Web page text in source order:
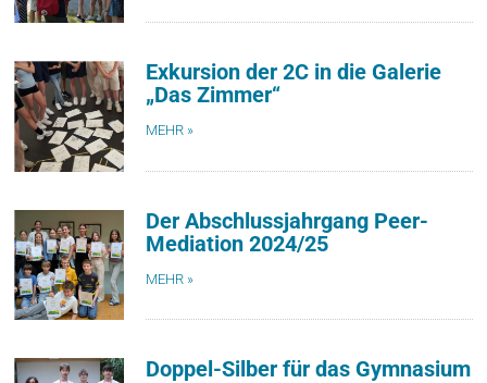
Exkursion der 2C in die Galerie
„Das Zimmer“
MEHR »
Der Abschlussjahrgang Peer-
Mediation 2024/25
MEHR »
Doppel-Silber für das Gymnasium